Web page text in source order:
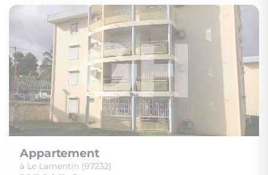
Appartement
à Le Lamentin (97232)